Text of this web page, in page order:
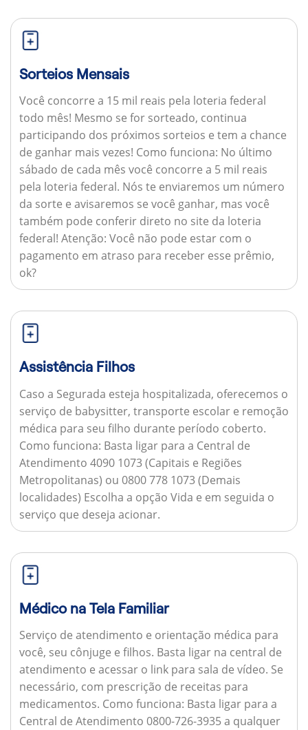
Sorteios Mensais
Você concorre a 15 mil reais pela loteria federal
todo mês! Mesmo se for sorteado, continua
participando dos próximos sorteios e tem a chance
de ganhar mais vezes! Como funciona: No último
sábado de cada mês você concorre a 5 mil reais
pela loteria federal. Nós te enviaremos um número
da sorte e avisaremos se você ganhar, mas você
também pode conferir direto no site da loteria
federal! Atenção: Você não pode estar com o
pagamento em atraso para receber esse prêmio,
ok?
Assistência Filhos
Caso a Segurada esteja hospitalizada, oferecemos o
serviço de babysitter, transporte escolar e remoção
médica para seu filho durante período coberto.
Como funciona: Basta ligar para a Central de
Atendimento 4090 1073 (Capitais e Regiões
Metropolitanas) ou 0800 778 1073 (Demais
localidades) Escolha a opção Vida e em seguida o
serviço que deseja acionar.
Médico na Tela Familiar
Serviço de atendimento e orientação médica para
você, seu cônjuge e filhos. Basta ligar na central de
atendimento e acessar o link para sala de vídeo. Se
necessário, com prescrição de receitas para
medicamentos. Como funciona: Basta ligar para a
Central de Atendimento 0800-726-3935 a qualquer